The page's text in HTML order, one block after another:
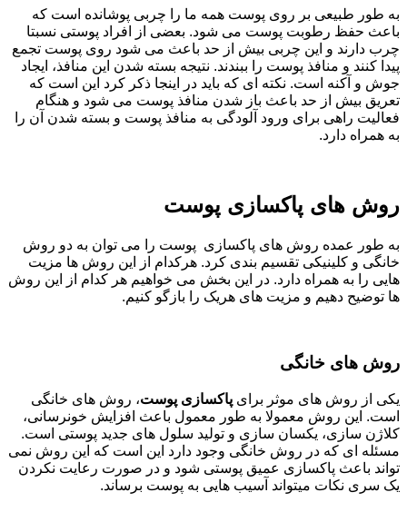
به طور طبیعی بر روی پوست همه ما را چربی پوشانده است که
باعث حفظ رطوبت پوست می شود. بعضی از افراد پوستی نسبتا
چرب دارند و این چربی بیش از حد باعث می شود روی پوست تجمع
پیدا کنند و منافذ پوست را ببندند. نتیجه بسته شدن این منافذ، ایجاد
جوش و آکنه است. نکته ای که باید در اینجا ذکر کرد این است که
تعریق بیش از حد باعث باز شدن منافذ پوست می شود و هنگام
فعالیت راهی برای ورود آلودگی به منافذ پوست و بسته شدن آن را
به همراه دارد.
روش های پاکسازی پوست
به طور عمده روش های پاکسازی پوست را می توان به دو روش
خانگی و کلینیکی تقسیم بندی کرد. هرکدام از این روش ها مزیت
هایی را به همراه دارد. در این بخش می خواهیم هر کدام از این روش
ها توضیح دهیم و مزیت های هریک را بازگو کنیم.
روش های خانگی
یکی از روش های موثر برای پاکسازی پوست، روش های خانگی
است. این روش معمولا به طور معمول باعث افزایش خونرسانی،
کلاژن سازی، یکسان سازی و تولید سلول های جدید پوستی است.
مسئله ای که در روش خانگی وجود دارد این است که این روش نمی
تواند باعث پاکسازی عمیق پوستی شود و در صورت رعایت نکردن
یک سری نکات میتواند آسیب هایی به پوست برساند.